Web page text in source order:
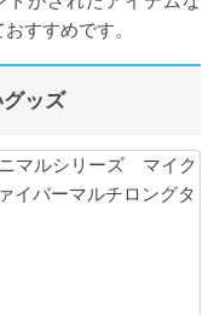
すすめです。
ッズ